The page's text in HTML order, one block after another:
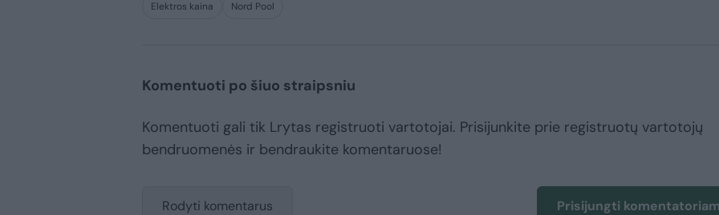
Elektros kaina Nord Pool
Komentuoti po šiuo straipsniu
Komentuoti gali tik Lrytas registruoti vartotojai. Prisijunkite prie registruotų vartotojų
bendruomenės ir bendraukite komentaruose!
Rodyti komentarus Prisijungti